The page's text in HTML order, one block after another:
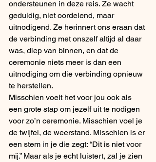
ondersteunen in deze reis. Ze wacht
geduldig, niet oordelend, maar
uitnodigend. Ze herinnert ons eraan dat
de verbinding met onszelf altijd al daar
was, diep van binnen, en dat de
ceremonie niets meer is dan een
uitnodiging om die verbinding opnieuw
te herstellen.
Misschien voelt het voor jou ook als
een grote stap om jezelf uit te nodigen
voor zo’n ceremonie. Misschien voel je
de twijfel, de weerstand. Misschien is er
een stem in je die zegt: “Dit is niet voor
mij.” Maar als je echt luistert, zal je zien